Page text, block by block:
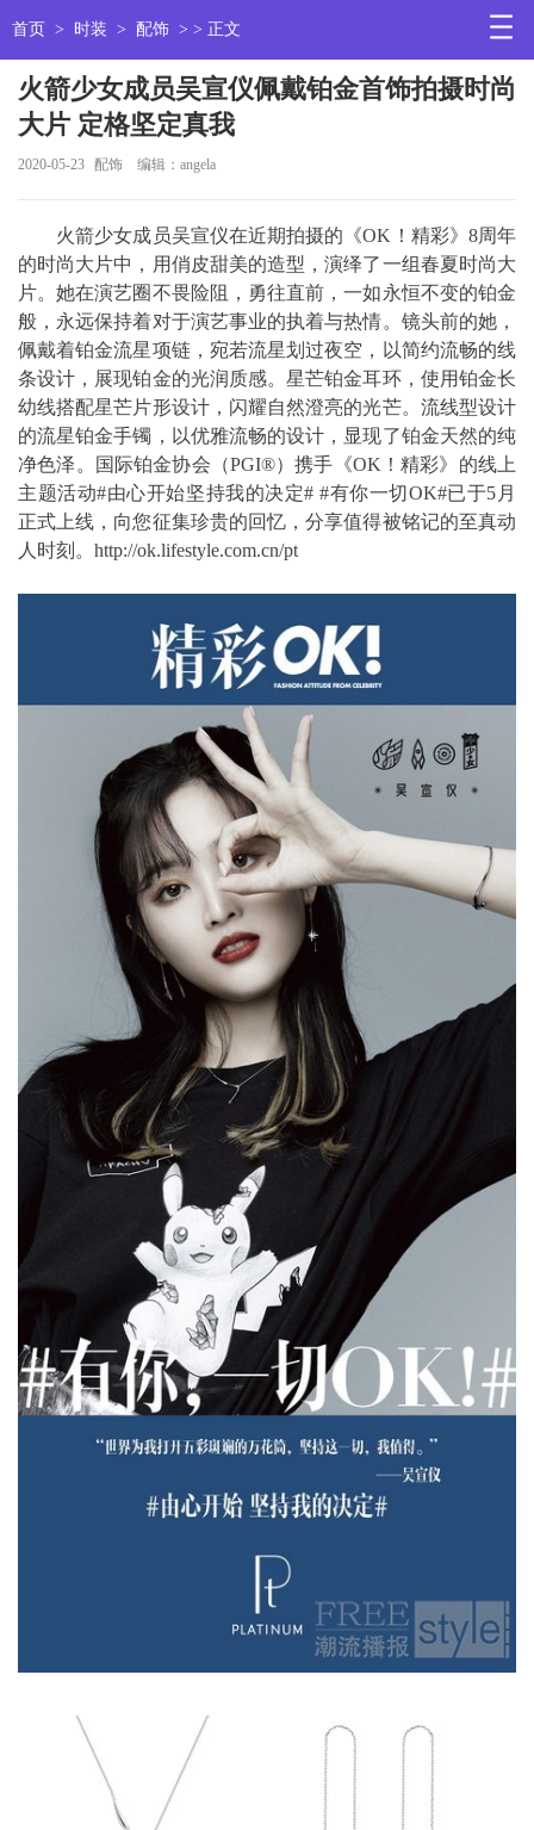
首页 > 时装 > 配饰 > > 正文
火箭少女成员吴宣仪佩戴铂金首饰拍摄时尚
大片 定格坚定真我
2020-05-23 配饰 编辑：angela
火箭少女成员吴宣仪在近期拍摄的《OK！精彩》8周年
的时尚大片中，用俏皮甜美的造型，演绎了一组春夏时尚大
片。她在演艺圈不畏险阻，勇往直前，一如永恒不变的铂金
般，永远保持着对于演艺事业的执着与热情。镜头前的她，
佩戴着铂金流星项链，宛若流星划过夜空，以简约流畅的线
条设计，展现铂金的光润质感。星芒铂金耳环，使用铂金长
幼线搭配星芒片形设计，闪耀自然澄亮的光芒。流线型设计
的流星铂金手镯，以优雅流畅的设计，显现了铂金天然的纯
净色泽。国际铂金协会（PGI®）携手《OK！精彩》的线上
主题活动#由心开始坚持我的决定# #有你一切OK#已于5月
正式上线，向您征集珍贵的回忆，分享值得被铭记的至真动
人时刻。http://ok.lifestyle.com.cn/pt